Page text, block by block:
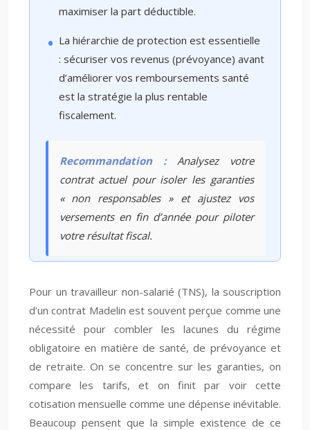
maximiser la part déductible.
La hiérarchie de protection est essentielle
: sécuriser vos revenus (prévoyance) avant
d’améliorer vos remboursements santé
est la stratégie la plus rentable
fiscalement.
Recommandation :Analysez votre
contrat actuel pour isoler les garanties
« non responsables » et ajustez vos
versements en fin d’année pour piloter
votre résultat fiscal.
Pour un travailleur non-salarié (TNS), la souscription
d’un contrat Madelin est souvent perçue comme une
nécessité pour combler les lacunes du régime
obligatoire en matière de santé, de prévoyance et
de retraite. On se concentre sur les garanties, on
compare les tarifs, et on finit par voir cette
cotisation mensuelle comme une dépense inévitable.
Beaucoup pensent que la simple existence de ce